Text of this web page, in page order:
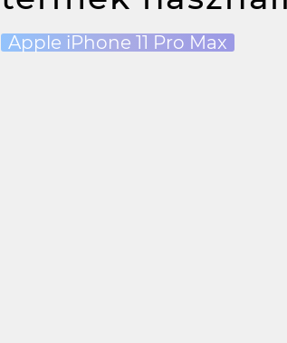
Apple iPhone 11 Pro Max